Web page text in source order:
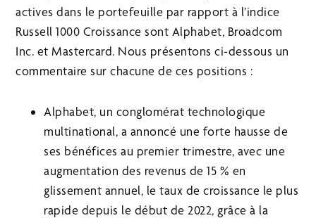
actives dans le portefeuille par rapport à l’indice
Russell 1000 Croissance sont Alphabet, Broadcom
Inc. et Mastercard. Nous présentons ci-dessous un
commentaire sur chacune de ces positions :
Alphabet, un conglomérat technologique
multinational, a annoncé une forte hausse de
ses bénéfices au premier trimestre, avec une
augmentation des revenus de 15 % en
glissement annuel, le taux de croissance le plus
rapide depuis le début de 2022, grâce à la